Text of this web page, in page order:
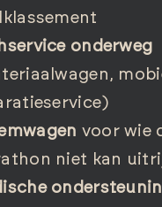
onderweg
voor wie
niet kan